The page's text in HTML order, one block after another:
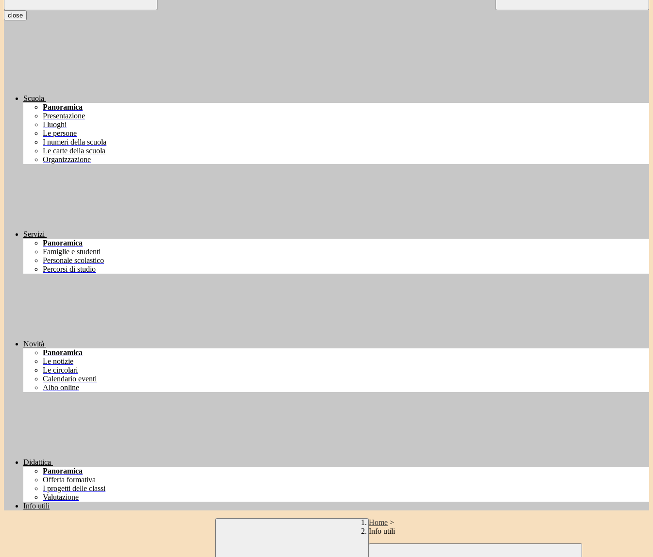
close
Scuola
Panoramica
Presentazione
I luoghi
Le persone
I numeri della scuola
Le carte della scuola
Organizzazione
Servizi
Panoramica
Famiglie e studenti
Personale scolastico
Percorsi di studio
Novità
Panoramica
Le notizie
Le circolari
Calendario eventi
Albo online
Didattica
Panoramica
Offerta formativa
I progetti delle classi
Valutazione
Info utili
Home >
Info utili